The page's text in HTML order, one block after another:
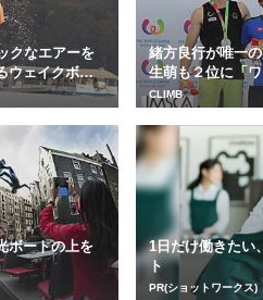
クなエアーを
ウェイクボー
緒方良行が唯一
生萌も２位に「
CLIMB
ボートの上を
1日だけ働きたい
ト
PR(ショットワークス)